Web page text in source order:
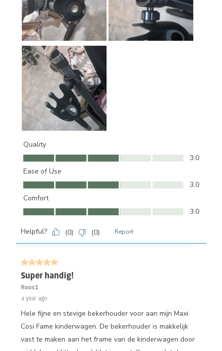
Quality
Quality, 3.0 out of 5
3.0
Ease of Use
Ease of Use, 3.0 out of 5
3.0
Comfort
Comfort, 3.0 out of 5
3.0
Helpful? (0) (0) Report
5 out of 5 stars.
Super handig!
Roos1
a year ago
Hele fijne en stevige bekerhouder voor aan mijn Maxi
Cosi Fame kinderwagen. De bekerhouder is makkelijk
vast te maken aan het frame van de kinderwagen door